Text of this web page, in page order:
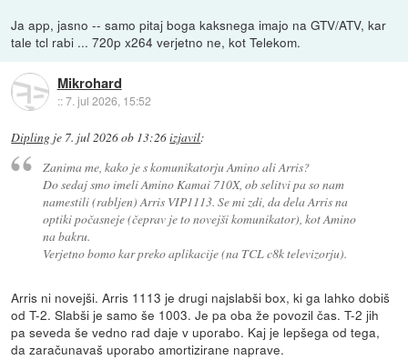
Ja app, jasno -- samo pitaj boga kaksnega imajo na GTV/ATV, kar
tale tcl rabi ... 720p x264 verjetno ne, kot Telekom.
Mikrohard
::7. jul 2026, 15:52
Dipling je 7. jul 2026 ob 13:26izjavil:
Zanima me, kako je s komunikatorju Amino ali Arris?
Do sedaj smo imeli Amino Kamai 710X, ob selitvi pa so nam
namestili (rabljen) Arris VIP1113. Se mi zdi, da dela Arris na
optiki počasneje (čeprav je to novejši komunikator), kot Amino
na bakru.
Verjetno bomo kar preko aplikacije (na TCL c8k televizorju).
Arris ni novejši. Arris 1113 je drugi najslabši box, ki ga lahko dobiš
od T-2. Slabši je samo še 1003. Je pa oba že povozil čas. T-2 jih
pa seveda še vedno rad daje v uporabo. Kaj je lepšega od tega,
da zaračunavaš uporabo amortizirane naprave.